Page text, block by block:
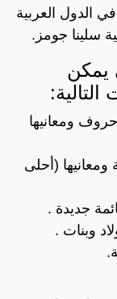
الدول العربية
سلينا جومز.
يمكن
التالية:
ومعانيها
ومعانيها (أحلى
جديدة .
وبنات .